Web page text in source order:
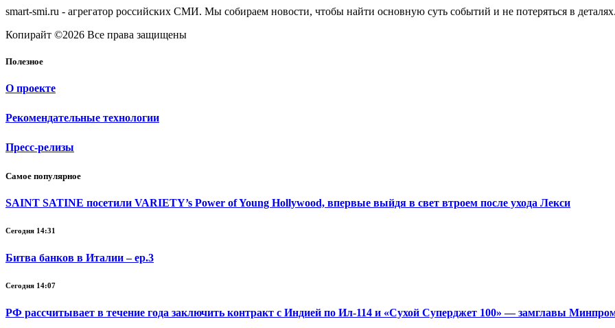
smart-smi.ru - агрегатор российских СМИ. Мы собираем новости, чтобы найти основную суть событий и не потеряться в
Копирайт ©2026 Все права защищены
Полезное
О проекте
Рекомендательные технологии
Пресс-релизы
Самое популярное
SAINT SATINE посетили VARIETY’s Power of Young Hollywood, впервые выйдя в свет втроем после ухода Лекси
Сегодня 14:31
Битва банков в Италии – ep.3
Сегодня 14:07
РФ рассчитывает в течение года заключить контракт с Индией по Ил-114 и «Сухой Суперджет 100» — замглавы